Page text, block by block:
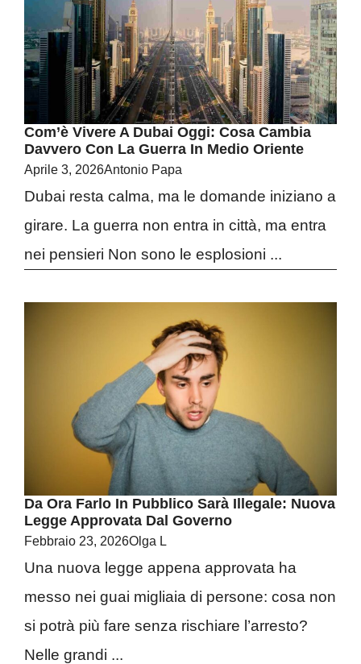
Com’è Vivere A Dubai Oggi: Cosa Cambia
Davvero Con La Guerra In Medio Oriente
Aprile 3, 2026Antonio Papa
Dubai resta calma, ma le domande iniziano a
girare. La guerra non entra in città, ma entra
nei pensieri Non sono le esplosioni ...
Da Ora Farlo In Pubblico Sarà Illegale: Nuova
Legge Approvata Dal Governo
Febbraio 23, 2026Olga L
Una nuova legge appena approvata ha
messo nei guai migliaia di persone: cosa non
si potrà più fare senza rischiare l’arresto?
Nelle grandi ...